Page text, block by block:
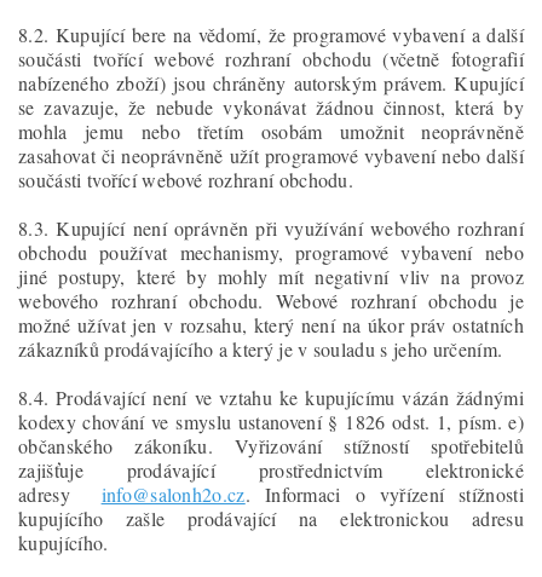
8.2. Kupující bere na vědomí, že programové vybavení a další
součásti tvořící webové rozhraní obchodu (včetně fotografií
nabízeného zboží) jsou chráněny autorským právem. Kupující
se zavazuje, že nebude vykonávat žádnou činnost, která by
mohla jemu nebo třetím osobám umožnit neoprávněně
zasahovat či neoprávněně užít programové vybavení nebo další
součásti tvořící webové rozhraní obchodu.
8.3. Kupující není oprávněn při využívání webového rozhraní
obchodu používat mechanismy, programové vybavení nebo
jiné postupy, které by mohly mít negativní vliv na provoz
webového rozhraní obchodu. Webové rozhraní obchodu je
možné užívat jen v rozsahu, který není na úkor práv ostatních
zákazníků prodávajícího a který je v souladu s jeho určením.
8.4. Prodávající není ve vztahu ke kupujícímu vázán žádnými
kodexy chování ve smyslu ustanovení § 1826 odst. 1, písm. e)
občanského zákoníku. Vyřizování stížností spotřebitelů
zajišťuje prodávající prostřednictvím elektronické
adresy info@salonh2o.cz. Informaci o vyřízení stížnosti
kupujícího zašle prodávající na elektronickou adresu
kupujícího.